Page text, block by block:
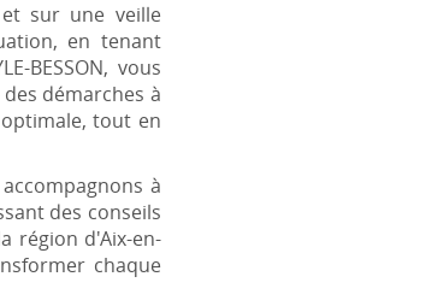
sur une veille
en tenant
BESSON, vous
démarches à
tout en
à
des conseils
région d'Aix-en-
chaque